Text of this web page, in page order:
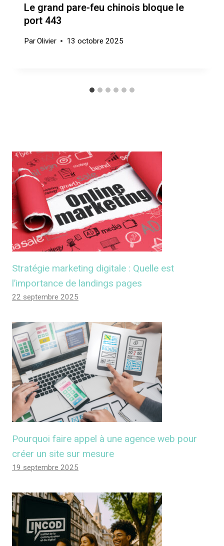
Le grand pare-feu chinois bloque le
port 443
ParOlivier 13 octobre 2025
Stratégie marketing digitale : Quelle est
l’importance de landings pages
22 septembre 2025
Pourquoi faire appel à une agence web pour
créer un site sur mesure
19 septembre 2025